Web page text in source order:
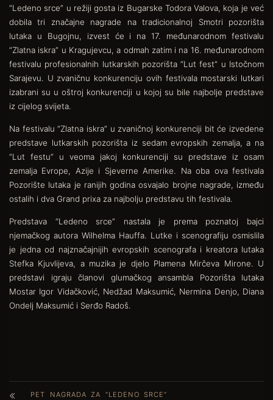
“Ledeno srce” u režiji gosta iz Bugarske Todora Valova, koja je već
dobila tri značajne nagrade na tradicionalnoj Smotri pozorišta
lutaka u Bugojnu, izvest će i na 17. međunarodnom festivalu
“Zlatna iskra” u Kragujevcu, a odmah zatim i na 16. međunarodnom
festivalu profesionalnih lutkarskih pozorišta “Lut fest” u Istočnom
Sarajevu. U zvaničnu konkurenciju ovih festivala mostarski lutkari
izabrani su u oštroj konkurenciji u kojoj su bile najbolje predstave
iz cijelog svijeta.
Na festivalu “Zlatna iskra” u zvaničnoj konkurenciji bit će izvedene
predstave lutkarskih pozorišta iz sedam evropskih zemalja, a na
“Lut festu” u veoma jakoj konkurenciji su predstave iz osam
zemalja Evrope, Azije i Sjeverne Amerike. Na oba ova festivala
Pozorište lutaka je ranijih godina osvajalo brojne nagrade, između
ostalih i dva Grand prixa za najbolju predstavu tih festivala.
Predstava “Ledeno srce” nastala je prema poznatoj bajci
njemačkog autora Wilhelma Hauffa. Lutke i scenografiju osmislila
je jedna od najznačajnijih evropskih scenografa i kreatora lutaka
Stefka Kjuvlijeva, a muzika je djelo Plamena Mirčeva Mirone. U
predstavi igraju članovi glumačkog ansambla Pozorišta lutaka
Mostar Igor Vidačković, Nedžad Maksumić, Nermina Denjo, Diana
Ondelj Maksumić i Serđo Radoš.
PET NAGRADA ZA “LEDENO SRCE”